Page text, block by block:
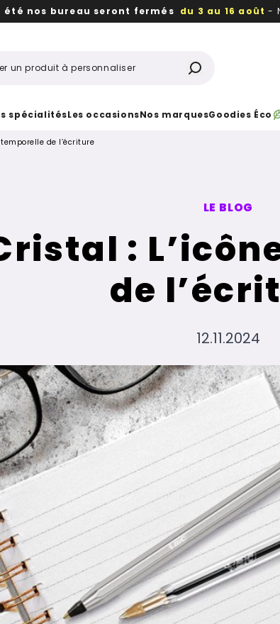
été nos bureau seront fermés du 3 au 16 août -
spécialitésLes occasionsNos marquesGoodies Éco
de l’écriture
LE BLOG
:
de
12.11.2024